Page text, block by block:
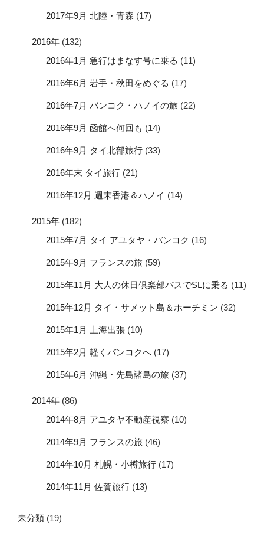
2017年9月 北陸・青森 (17)
2016年 (132)
2016年1月 急行はまなす号に乗る (11)
2016年6月 岩手・秋田をめぐる (17)
2016年7月 バンコク・ハノイの旅 (22)
2016年9月 函館へ何回も (14)
2016年9月 タイ北部旅行 (33)
2016年末 タイ旅行 (21)
2016年12月 週末香港＆ハノイ (14)
2015年 (182)
2015年7月 タイ アユタヤ・バンコク (16)
2015年9月 フランスの旅 (59)
2015年11月 大人の休日倶楽部パスでSLに乗る (11)
2015年12月 タイ・サメット島＆ホーチミン (32)
2015年1月 上海出張 (10)
2015年2月 軽くバンコクへ (17)
2015年6月 沖縄・先島諸島の旅 (37)
2014年 (86)
2014年8月 アユタヤ不動産視察 (10)
2014年9月 フランスの旅 (46)
2014年10月 札幌・小樽旅行 (17)
2014年11月 佐賀旅行 (13)
未分類 (19)